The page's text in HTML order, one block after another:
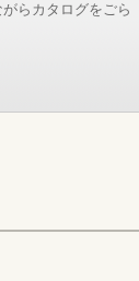
らカタログをごら